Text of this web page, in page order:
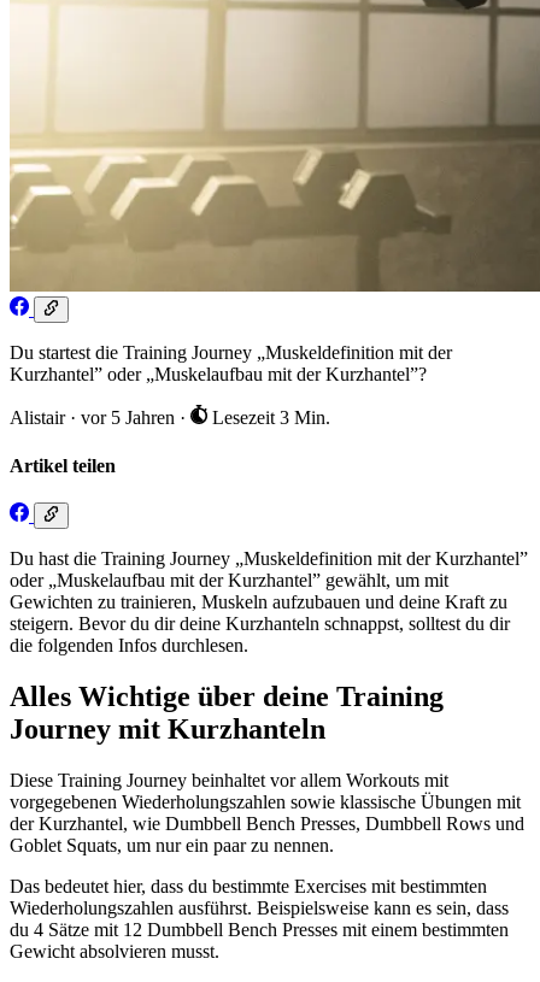
Du startest die Training Journey „Muskeldefinition mit der
Kurzhantel” oder „Muskelaufbau mit der Kurzhantel”?
Alistair · vor 5 Jahren · Lesezeit 3 Min.
Artikel teilen
Du hast die Training Journey „Muskeldefinition mit der Kurzhantel”
oder „Muskelaufbau mit der Kurzhantel” gewählt, um mit
Gewichten zu trainieren, Muskeln aufzubauen und deine Kraft zu
steigern. Bevor du dir deine Kurzhanteln schnappst, solltest du dir
die folgenden Infos durchlesen.
Alles Wichtige über deine Training
Journey mit Kurzhanteln
Diese Training Journey beinhaltet vor allem Workouts mit
vorgegebenen Wiederholungszahlen sowie klassische Übungen mit
der Kurzhantel, wie Dumbbell Bench Presses, Dumbbell Rows und
Goblet Squats, um nur ein paar zu nennen.
Das bedeutet hier, dass du bestimmte Exercises mit bestimmten
Wiederholungszahlen ausführst. Beispielsweise kann es sein, dass
du 4 Sätze mit 12 Dumbbell Bench Presses mit einem bestimmten
Gewicht absolvieren musst.